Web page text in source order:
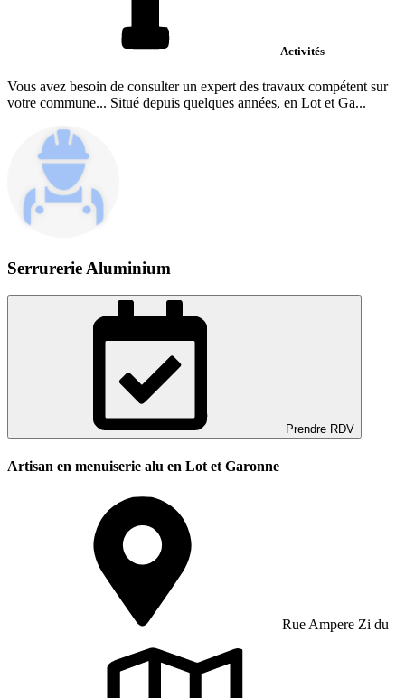
Activités
Vous avez besoin de consulter un expert des travaux compétent sur
votre commune... Situé depuis quelques années, en Lot et Ga...
Serrurerie Aluminium
Prendre RDV
Artisan en menuiserie alu en Lot et Garonne
Rue Ampere Zi du